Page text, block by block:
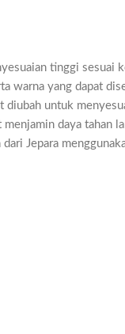
tinggi sesuai
warna yang dapat
diubah untuk
daya tahan
Jepara